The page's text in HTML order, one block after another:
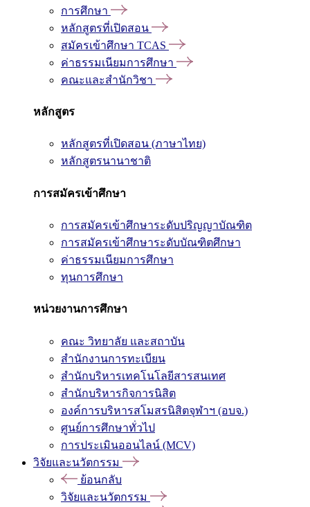
การศึกษา
หลักสูตรที่เปิดสอน
สมัครเข้าศึกษา TCAS
ค่าธรรมเนียมการศึกษา
คณะและสำนักวิชา
หลักสูตร
หลักสูตรที่เปิดสอน (ภาษาไทย)
หลักสูตรนานาชาติ
การสมัครเข้าศึกษา
การสมัครเข้าศึกษาระดับปริญญาบัณฑิต
การสมัครเข้าศึกษาระดับบัณฑิตศึกษา
ค่าธรรมเนียมการศึกษา
ทุนการศึกษา
หน่วยงานการศึกษา
คณะ วิทยาลัย และสถาบัน
สำนักงานการทะเบียน
สำนักบริหารเทคโนโลยีสารสนเทศ
สำนักบริหารกิจการนิสิต
องค์การบริหารสโมสรนิสิตจุฬาฯ (อบจ.)
ศูนย์การศึกษาทั่วไป
การประเมินออนไลน์ (MCV)
วิจัยและนวัตกรรม
ย้อนกลับ
วิจัยและนวัตกรรม